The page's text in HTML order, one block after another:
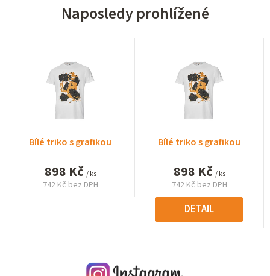
Naposledy prohlížené
Bílé triko s grafikou
898 Kč / ks
742 Kč bez DPH
Bílé triko s grafikou
898 Kč / ks
742 Kč bez DPH
Měrná
cena:
DETAIL